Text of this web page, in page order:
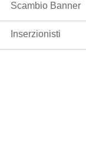
Scambio Banner
Inserzionisti